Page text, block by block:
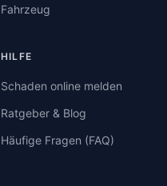
Fahrzeug
HILFE
Schaden online melden
Ratgeber & Blog
Häufige Fragen (FAQ)